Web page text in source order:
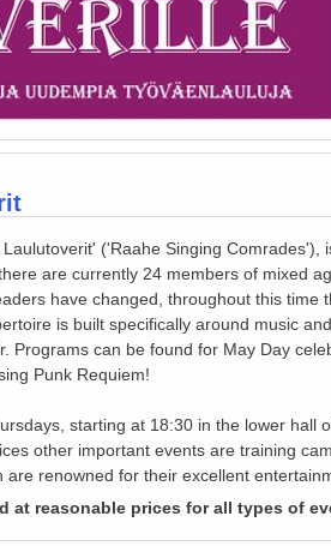
('Raahe Singing Comrades'),
are currently 24 members of mixed
have changed, throughout this time
is built specifically around music
Programs can be found for May Day
Punk Requiem!
starting at 18:30 in the lower hall
other important events are training
are renowned for their excellent
at reasonable prices for all types of